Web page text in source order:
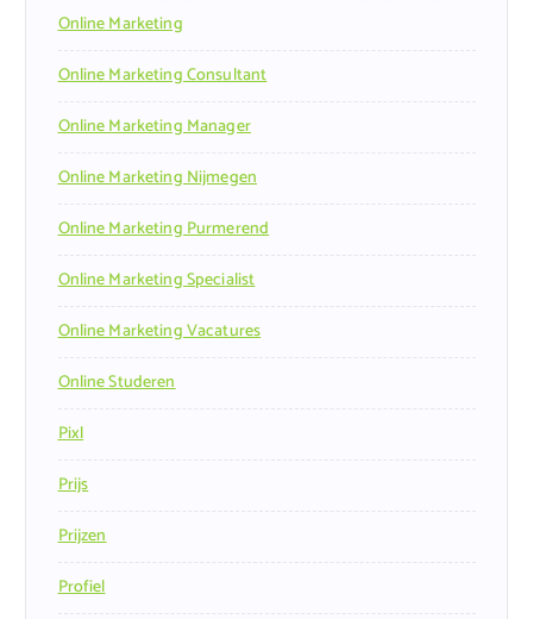
Online Marketing
Online Marketing Consultant
Online Marketing Manager
Online Marketing Nijmegen
Online Marketing Purmerend
Online Marketing Specialist
Online Marketing Vacatures
Online Studeren
Pixl
Prijs
Prijzen
Profiel